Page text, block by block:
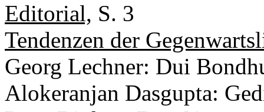
Editorial, S. 3
Tendenzen der
Georg Lechner: Dui
Alokeranjan Dasgupta: